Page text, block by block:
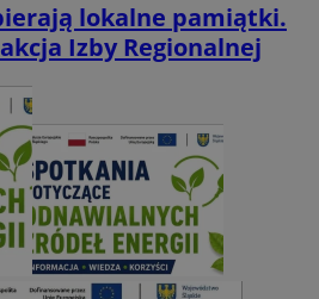
lokalne pamiątki.
Izby Regionalnej